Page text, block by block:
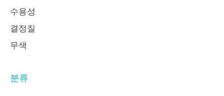
수용성
결정질
무색
분류